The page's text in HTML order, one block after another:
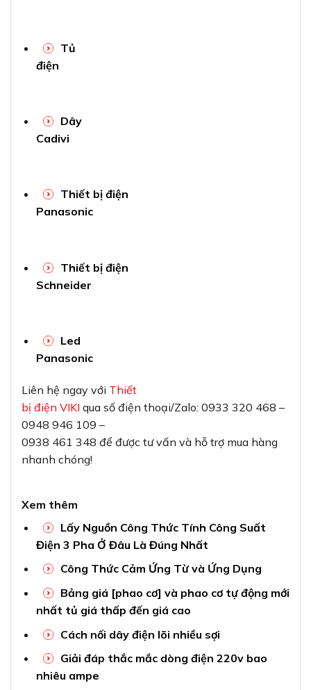
Tủ
điện
Dây
Cadivi
Thiết bị điện
Panasonic
Thiết bị điện
Schneider
Led
Panasonic
Liên hệ ngay với Thiết
bị điện VIKI qua số điện thoại/Zalo: 0933 320 468 –
0948 946 109 –
0938 461 348 để được tư vấn và hỗ trợ mua hàng
nhanh chóng!
Xem thêm
Lấy Nguồn Công Thức Tính Công Suất
Điện 3 Pha Ở Đâu Là Đúng Nhất
Công Thức Cảm Ứng Từ và Ứng Dụng
Bảng giá [phao cơ] và phao cơ tự động mới
nhất tủ giá thấp đến giá cao
Cách nối dây điện lõi nhiều sợi
Giải đáp thắc mắc dòng điện 220v bao
nhiêu ampe